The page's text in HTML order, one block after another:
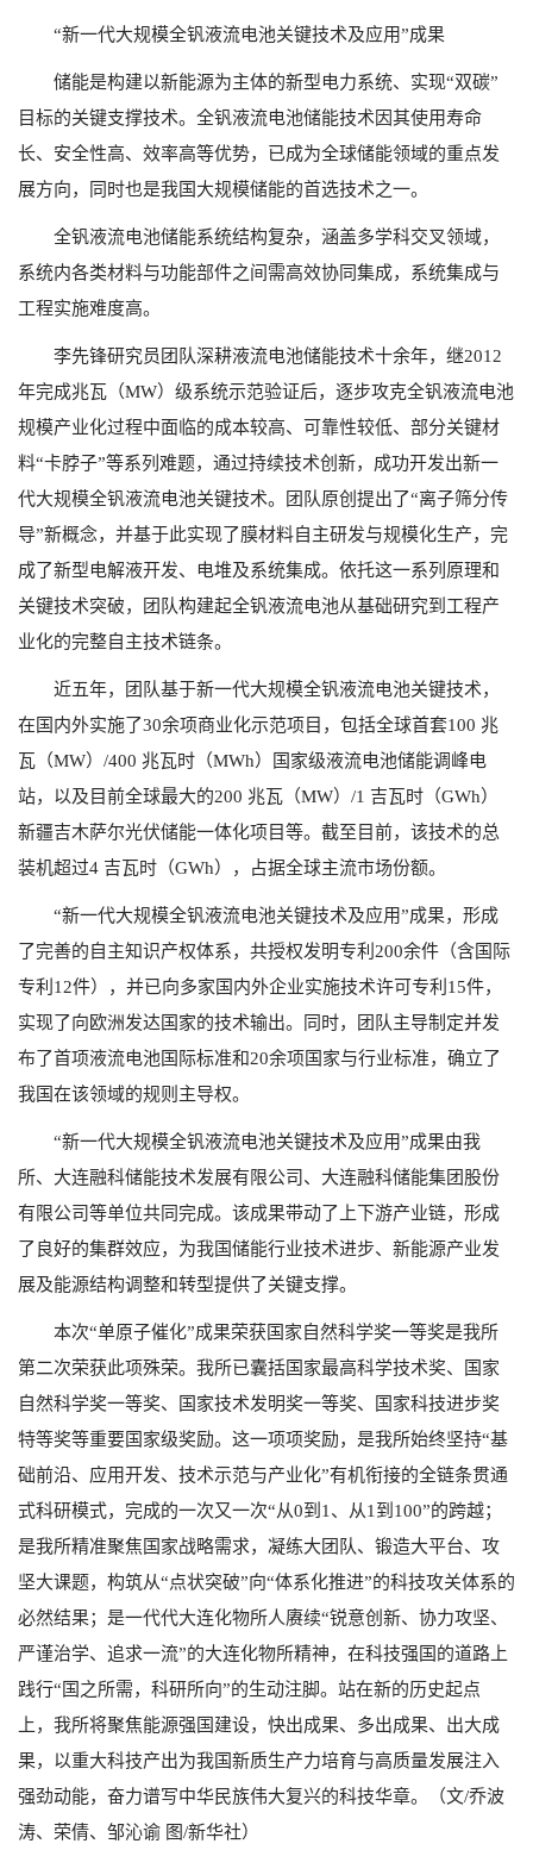
“新一代大规模全钒液流电池关键技术及应用”成果
储能是构建以新能源为主体的新型电力系统、实现“双碳”
目标的关键支撑技术。全钒液流电池储能技术因其使用寿命
长、安全性高、效率高等优势，已成为全球储能领域的重点发
展方向，同时也是我国大规模储能的首选技术之一。
全钒液流电池储能系统结构复杂，涵盖多学科交叉领域，
系统内各类材料与功能部件之间需高效协同集成，系统集成与
工程实施难度高。
李先锋研究员团队深耕液流电池储能技术十余年，继2012
年完成兆瓦（MW）级系统示范验证后，逐步攻克全钒液流电池
规模产业化过程中面临的成本较高、可靠性较低、部分关键材
料“卡脖子”等系列难题，通过持续技术创新，成功开发出新一
代大规模全钒液流电池关键技术。团队原创提出了“离子筛分传
导”新概念，并基于此实现了膜材料自主研发与规模化生产，完
成了新型电解液开发、电堆及系统集成。依托这一系列原理和
关键技术突破，团队构建起全钒液流电池从基础研究到工程产
业化的完整自主技术链条。
近五年，团队基于新一代大规模全钒液流电池关键技术，
在国内外实施了30余项商业化示范项目，包括全球首套100 兆
瓦（MW） /400 兆瓦时（MWh）国家级液流电池储能调峰电
站，以及目前全球最大的200 兆瓦（MW） /1 吉瓦时（GWh）
新疆吉木萨尔光伏储能一体化项目等。截至目前，该技术的总
装机超过4 吉瓦时（GWh），占据全球主流市场份额。
“新一代大规模全钒液流电池关键技术及应用”成果，形成
了完善的自主知识产权体系，共授权发明专利 200余件（含国际
专利 12件），并已向多家国内外企业实施技术许可专利 15件，
实现了向欧洲发达国家的技术输出。同时，团队主导制定并发
布了首项液流电池国际标准和20余项国家与行业标准，确立了
我国在该领域的规则主导权。
“新一代大规模全钒液流电池关键技术及应用”成果由我
所、大连融科储能技术发展有限公司、大连融科储能集团股份
有限公司等单位共同完成。该成果带动了上下游产业链，形成
了良好的集群效应，为我国储能行业技术进步、新能源产业发
展及能源结构调整和转型提供了关键支撑。
本次“单原子催化”成果荣获国家自然科学奖一等奖是我所
第二次荣获此项殊荣。我所已囊括国家最高科学技术奖、国家
自然科学奖一等奖、国家技术发明奖一等奖、国家科技进步奖
特等奖等重要国家级奖励。这一项项奖励，是我所始终坚持“基
础前沿、应用开发、技术示范与产业化”有机衔接的全链条贯通
式科研模式，完成的一次又一次“从0到 1 、从1 到 100”的跨越；
是我所精准聚焦国家战略需求，凝练大团队、锻造大平台、攻
坚大课题，构筑从“点状突破”向“体系化推进”的科技攻关体系的
必然结果；是一代代大连化物所人赓续“锐意创新、协力攻坚、
严谨治学、追求一流”的大连化物所精神，在科技强国的道路上
践行“国之所需，科研所向”的生动注脚。站在新的历史起点
上，我所将聚焦能源强国建设，快出成果、多出成果、出大成
果，以重大科技产出为我国新质生产力培育与高质量发展注入
强劲动能，奋力谱写中华民族伟大复兴的科技华章。（文/乔波
涛、荣倩、邹沁谕 图/新华社）